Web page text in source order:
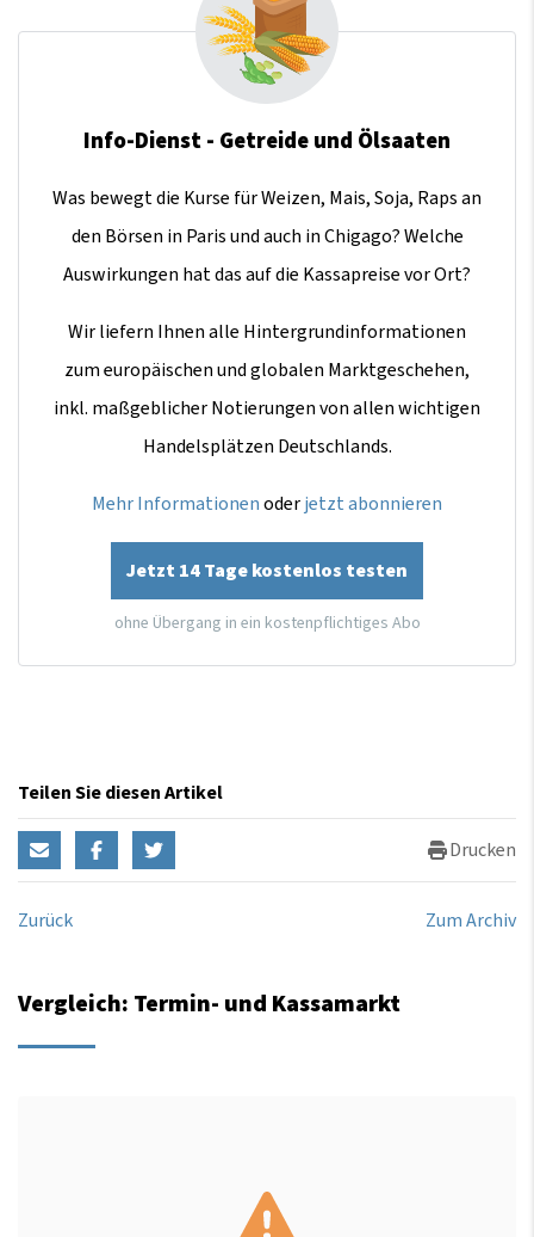
Info-Dienst - Getreide und Ölsaaten
Was bewegt die Kurse für Weizen, Mais, Soja, Raps an
den Börsen in Paris und auch in Chigago? Welche
Auswirkungen hat das auf die Kassapreise vor Ort?
Wir liefern Ihnen alle Hintergrundinformationen
zum europäischen und globalen Marktgeschehen,
inkl. maßgeblicher Notierungen von allen wichtigen
Handelsplätzen Deutschlands.
Mehr Informationenoderjetzt abonnieren
Jetzt 14 Tage kostenlos testen
ohne Übergang in ein kostenpflichtiges Abo
Teilen Sie diesen Artikel
Drucken
Zurück Zum Archiv
Vergleich: Termin- und Kassamarkt